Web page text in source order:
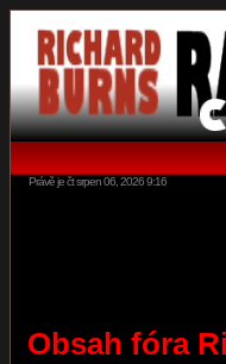
Právě je čt srpen 06, 2026 9:16
Obsah fóra